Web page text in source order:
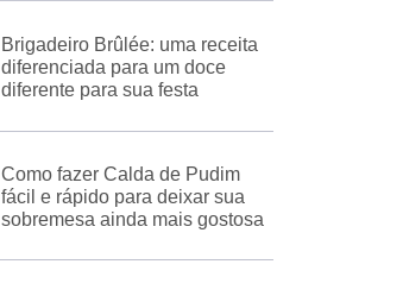
Brigadeiro Brûlée: uma receita
diferenciada para um doce
diferente para sua festa
Como fazer Calda de Pudim
fácil e rápido para deixar sua
sobremesa ainda mais gostosa